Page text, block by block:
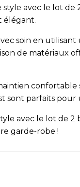
avec le lot de
élégant.
soin en
de matériaux
sont parfaits
avec le lot de 2
garde-robe !